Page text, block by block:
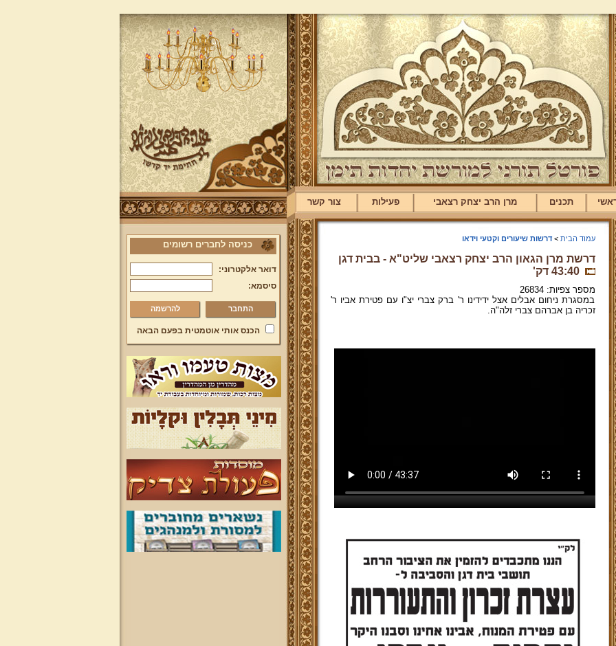
תכנים מרן הרב יצחק רצאבי פעילות צור קשר
עמוד הבית >דרשות שיעורים וקטעי וידאו
דרשת מרן הגאון הרב יצחק רצאבי שליט"א - בבית דגן
43:40 דק'
מספר צפיות: 26834
במסגרת ניחום אבלים אצל ידידינו ר' ברק צברי יצ"ו עם פטירת אביו ר'
זכריה בן אברהם צברי זלה"ה.
כניסה לחברים רשומים
דואר אלקטרוני:
סיסמא:
להרשמה
הכנס אותי אוטמטית בפעם הבאה